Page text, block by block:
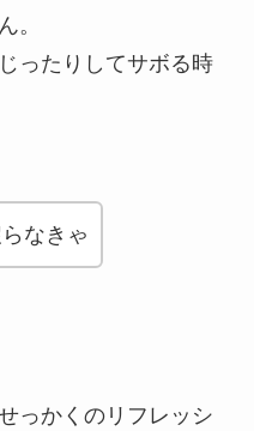
。
ったりしてサボる時
なきゃ
っかくのリフレッシ